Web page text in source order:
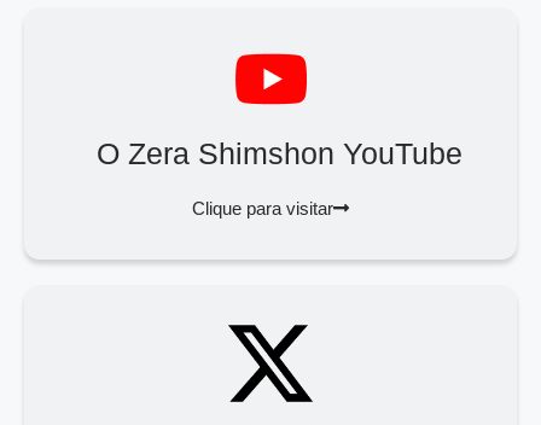
O Zera Shimshon YouTube
Clique para visitar